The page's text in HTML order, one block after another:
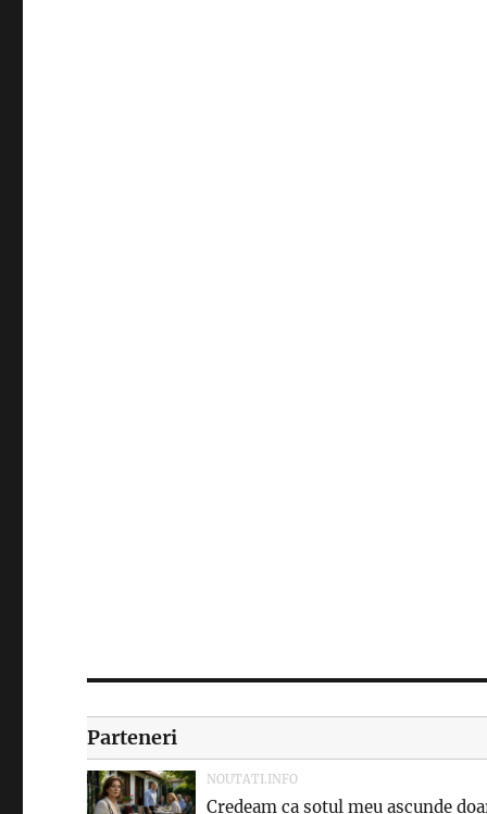
Parteneri
NOUTATI.INFO
Credeam ca sotul meu ascunde